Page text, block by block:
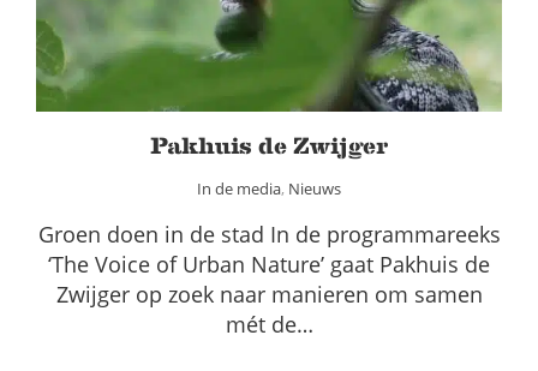
Pakhuis de Zwijger
In de media, Nieuws
Groen doen in de stad In de programmareeks
‘The Voice of Urban Nature’ gaat Pakhuis de
Zwijger op zoek naar manieren om samen
mét de…